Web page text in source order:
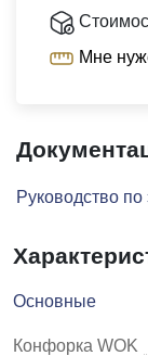
Руководство
Мне
Основные
Конфорка WOK